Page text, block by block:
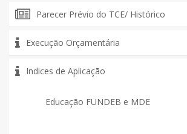
Parecer Prévio do TCE/ Histórico
Execução Orçamentária
Indices de Aplicação
Educação FUNDEB e MDE